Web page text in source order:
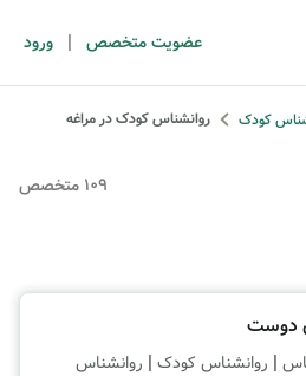
عضویت متخصص | ورود
کودک روانشناس کودک در مراغه
109 متخصص
دوست
| روانشناس کودک | روانشناس